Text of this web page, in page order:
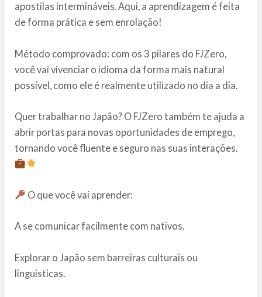
apostilas intermináveis. Aqui, a aprendizagem é feita
de forma prática e sem enrolação!
Método comprovado: com os 3 pilares do FJZero,
você vai vivenciar o idioma da forma mais natural
possível, como ele é realmente utilizado no dia a dia.
Quer trabalhar no Japão? O FJZero também te ajuda a
abrir portas para novas oportunidades de emprego,
tornando você fluente e seguro nas suas interações.
O que você vai aprender:
A se comunicar facilmente com nativos.
Explorar o Japão sem barreiras culturais ou
linguísticas.